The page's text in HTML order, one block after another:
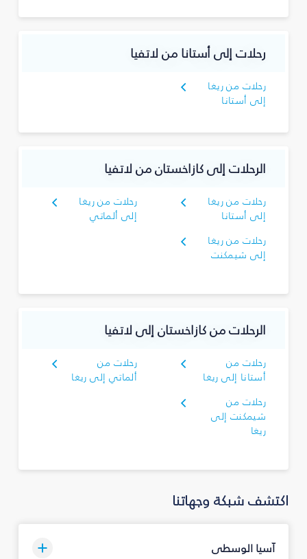
رحلات إلى أستانا من لاتفيا
رحلات من ريغا
إلى أستانا
الرحلات إلى كازاخستان من لاتفيا
رحلات من ريغا
إلى أستانا
رحلات من ريغا
إلى ألماتي
رحلات من ريغا
إلى شيمكنت
الرحلات من كازاخستان إلى لاتفيا
رحلات من
أستانا إلى ريغا
رحلات من
ألماتي إلى ريغا
رحلات من
شيمكنت إلى
ريغا
اكتشف شبكة وجهاتنا
آسيا الوسطى